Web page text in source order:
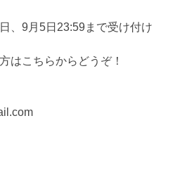
、9月5日23:59まで受け付け
はこちらからどうぞ！